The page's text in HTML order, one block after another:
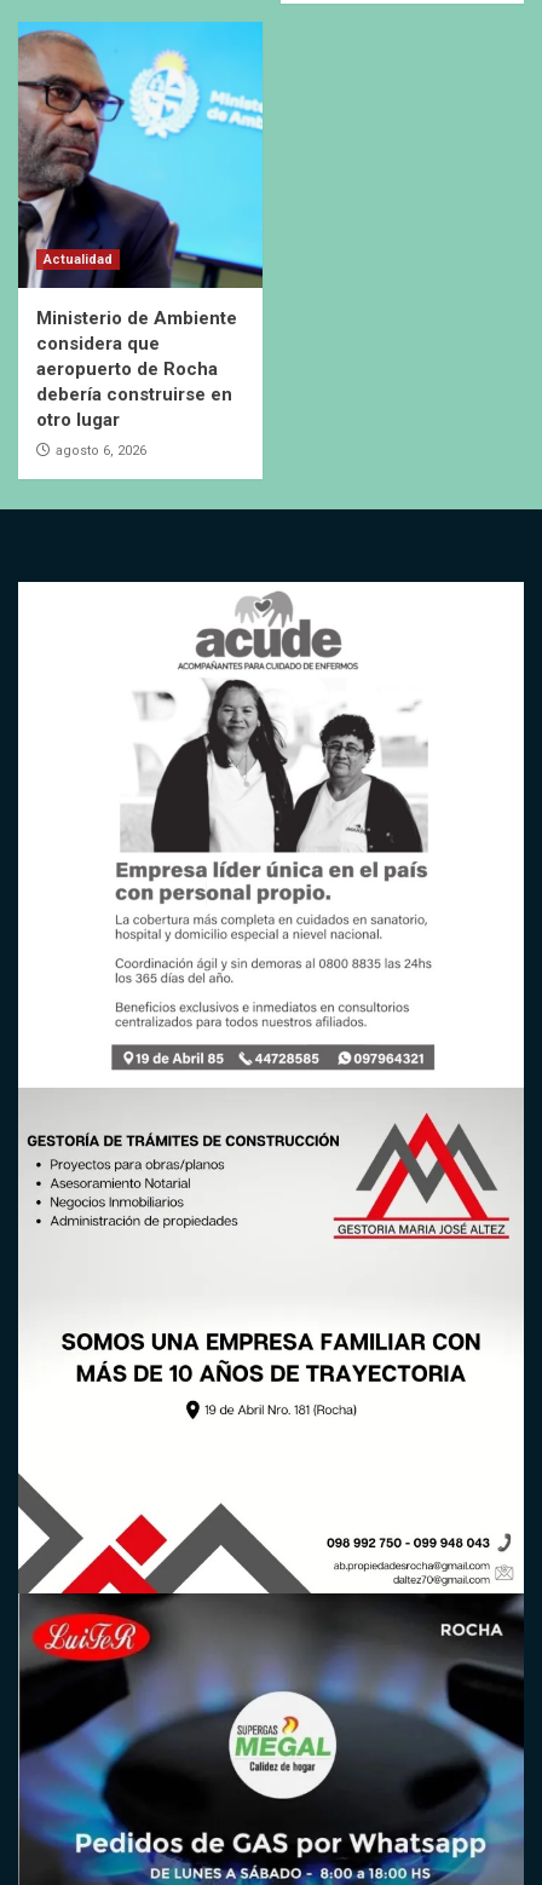
Actualidad
Ministerio de Ambiente
considera que
aeropuerto de Rocha
debería construirse en
otro lugar
agosto 6, 2026